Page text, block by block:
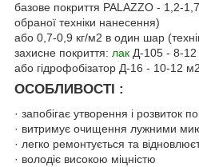
базове покриття PALAZZO - 1,2-
обраної техніки нанесення)
або 0,7-0,9 кг/м2 в один шар
захисне покриття: лак Д-105 - 8-
або гідрофобізатор Д-16 - 10-12
ОСОБЛИВОСТІ :
· запобігає утворення і розвиток
· витримує очищення лужними
· легко ремонтується та
· володіє високою міцністю